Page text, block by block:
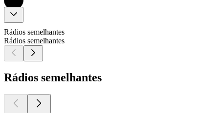
Rádios semelhantes
Rádios semelhantes
Rádios semelhantes